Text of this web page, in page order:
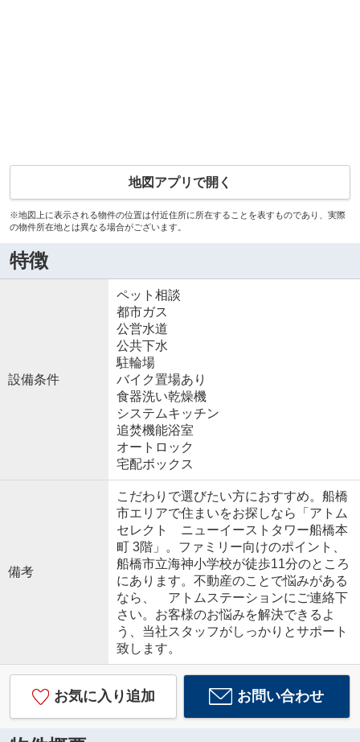
地図アプリで開く
※地図上に表示される物件の位置は付近住所に所在することを表すものであり、実際
の物件所在地とは異なる場合がございます。
特徴
設備条件
ペット相談
都市ガス
公営水道
公共下水
駐輪場
バイク置場あり
食器洗い乾燥機
システムキッチン
追焚機能浴室
オートロック
宅配ボックス
備考
こだわりで選びたい方におすすめ。船橋
市エリアで住まいをお探しなら「アトム
セレクト ニューイーストタワー船橋本
町 3階」。ファミリー向けのポイント、
船橋市立海神小学校が徒歩11分のところ
にあります。不動産のことで悩みがある
なら、 アトムステーションにご連絡下
さい。お客様のお悩みを解決できるよ
う、当社スタッフがしっかりとサポート
致します。
お気に入り追加 お問い合わせ